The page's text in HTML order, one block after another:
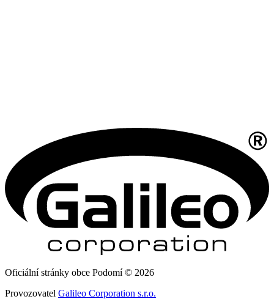
Oficiální stránky obce Podomí © 2026
Provozovatel Galileo Corporation s.r.o.